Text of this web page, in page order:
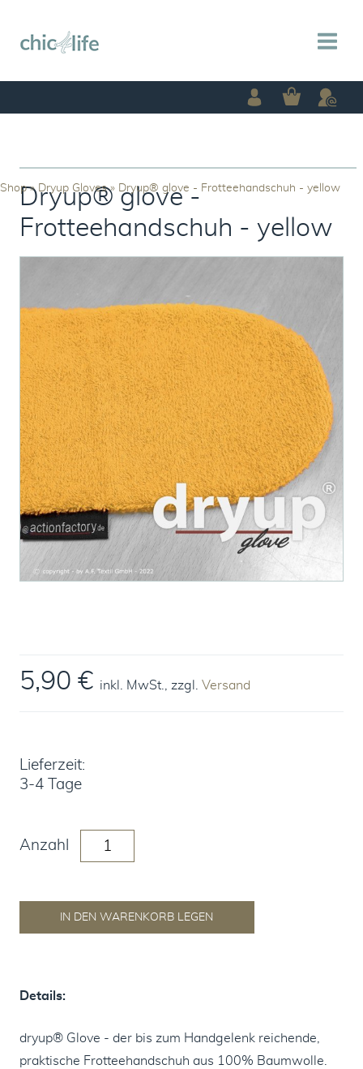
Shop » Dryup Gloves » Dryup® glove - Frotteehandschuh - yellow
Dryup® glove -
Frotteehandschuh - yellow
5,90 € inkl. MwSt., zzgl. Versand
Lieferzeit:
3-4 Tage
Anzahl
Details:
dryup® Glove - der bis zum Handgelenk reichende,
praktische Frotteehandschuh aus 100% Baumwolle.